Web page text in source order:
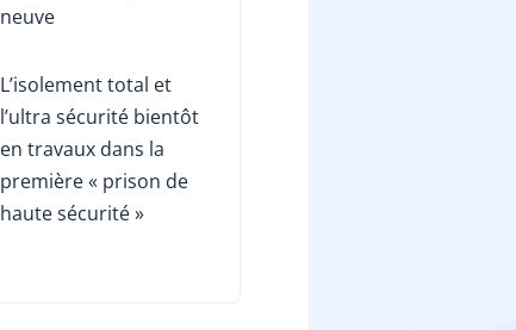
neuve
L’isolement total et
l’ultra sécurité bientôt
en travaux dans la
première « prison de
haute sécurité »